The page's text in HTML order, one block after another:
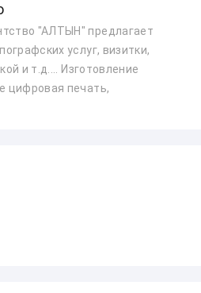
"АЛТЫН" предлагает
услуг, визитки,
и т.д.... Изготовление
цифровая печать,